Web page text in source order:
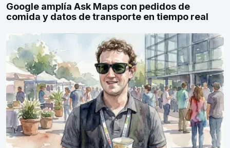
Google amplía Ask Maps con pedidos de
comida y datos de transporte en tiempo real